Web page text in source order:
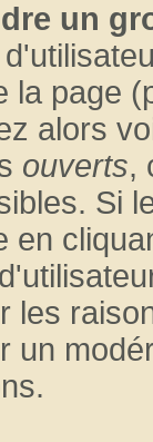
un
la page
alors
ouverts,
Si
en
les
un